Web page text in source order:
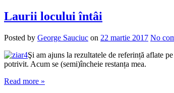
Laurii locului întâi
Posted by George Sauciuc on 22 martie 2017 No
Şi am ajuns la rezultatele de referință aflate
potrivit. Acum se (semi)încheie restanța mea.
Read more »